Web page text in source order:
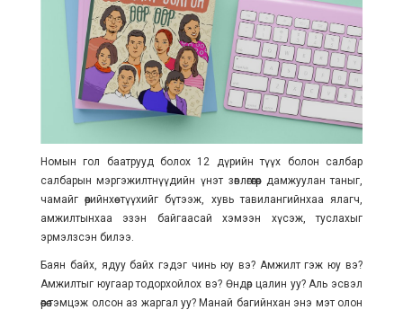
Номын гол баатрууд болох 12 дүрийн түүх болон салбар
салбарын мэргэжилтнүүдийн үнэт зөвлөгөөгөөр дамжуулан таныг,
чамайг өөрийнхөө түүхийг бүтээж, хувь тавилангийнхаа ялагч,
амжилтынхаа эзэн байгаасай хэмээн хүсэж, туслахыг
эрмэлзсэн билээ.
Баян байх, ядуу байх гэдэг чинь юу вэ? Амжилт гэж юу вэ?
Амжилтыг юугаар тодорхойлох вэ? Өндөр цалин уу? Аль эсвэл
өөрөө тэмцэж олсон аз жаргал уу? Манай багийнхан энэ мэт олон